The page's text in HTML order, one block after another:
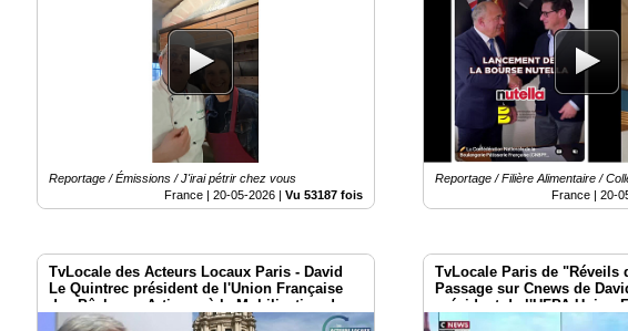
Reportage / Émissions / J'irai pétrir chez vous
France |20-05-2026 |Vu 53187 fois
Reportage / Filière Alimentaire /
France | 20-
TvLocale des Acteurs Locaux Paris - David
Le Quintrec président de l'Union Française
des Pêcheurs Artisans à la Mobilisation de
Paris le 2 mai 2026
TvLocale Paris de "Réveils
Passage sur Cnews de
président de l'UFPA Union
Pêcheurs Artisans